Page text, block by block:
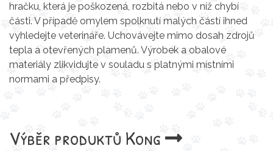
hračku, která je poškozená, rozbitá nebo v níž chybí
části. V případě omylem spolknutí malých částí ihned
vyhledejte veterináře. Uchovávejte mimo dosah zdrojů
tepla a otevřených plamenů. Výrobek a obalové
materiály zlikvidujte v souladu s platnými místními
normami a předpisy.
Výběr produktů Kong